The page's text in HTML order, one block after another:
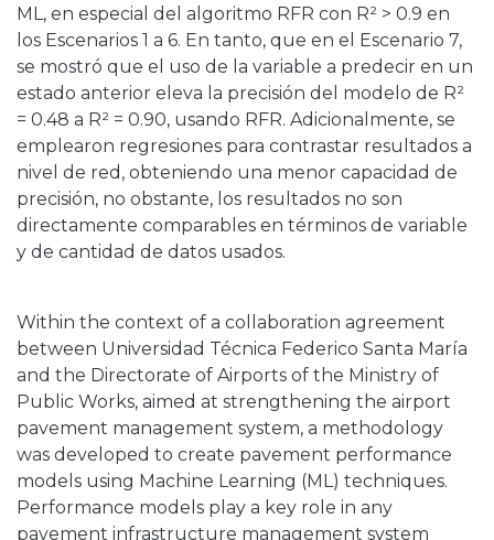
ML, en especial del algoritmo RFR con R² > 0.9 en
los Escenarios 1 a 6. En tanto, que en el Escenario 7,
se mostró que el uso de la variable a predecir en un
estado anterior eleva la precisión del modelo de R²
= 0.48 a R² = 0.90, usando RFR. Adicionalmente, se
emplearon regresiones para contrastar resultados a
nivel de red, obteniendo una menor capacidad de
precisión, no obstante, los resultados no son
directamente comparables en términos de variable
y de cantidad de datos usados.
Within the context of a collaboration agreement
between Universidad Técnica Federico Santa María
and the Directorate of Airports of the Ministry of
Public Works, aimed at strengthening the airport
pavement management system, a methodology
was developed to create pavement performance
models using Machine Learning (ML) techniques.
Performance models play a key role in any
pavement infrastructure management system